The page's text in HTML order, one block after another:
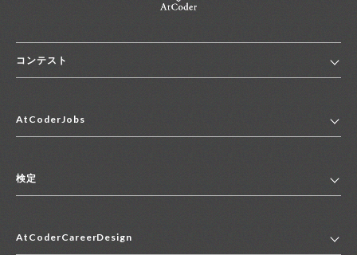
コンテスト
コンテスト一覧
便利リンク集
AtCoderJobs
2027年新卒採用求人一覧
中途採用求人一覧
検定
マイページ
AtCoderCareerDesign